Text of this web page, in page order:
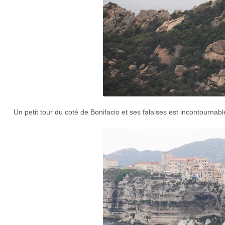
Un petit tour du coté de Bonifacio et ses falaises est